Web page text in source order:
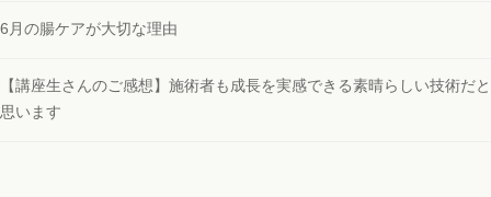
6月の腸ケアが大切な理由
【講座生さんのご感想】施術者も成長を実感できる素晴らしい技術だと
思います